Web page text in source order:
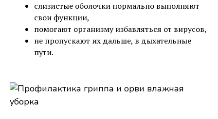
слизистые оболочки нормально выполняют
свои функции,
помогают организму избавляться от вирусов,
не пропускают их дальше, в дыхательные
пути.